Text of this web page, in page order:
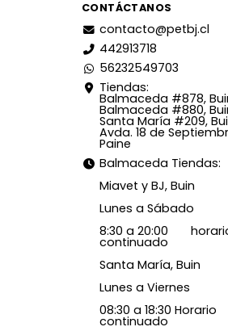
CONTÁCTANOS
contacto@petbj.cl
442913718
56232549703
Tiendas:
Balmaceda #878,
Balmaceda #880,
Santa María #209,
Avda. 18 de
Paine
Balmaceda Tiendas:
Miavet y BJ, Buin
Lunes a Sábado
8:30 a 20:00
continuado
Santa María, Buin
Lunes a Viernes
08:30 a 18:30 Horario
continuado